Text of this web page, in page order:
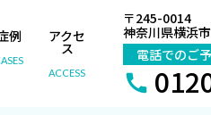
例 アクセ
ス
ACCESS
〒245-0014
神奈川県横浜
電話でのご